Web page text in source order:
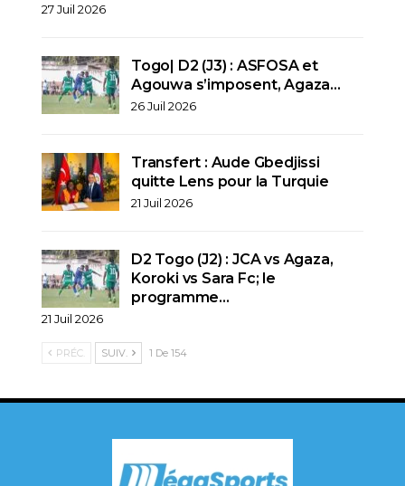
27 Juil 2026
Togo| D2 (J3) : ASFOSA et
Agouwa s’imposent, Agaza…
26 Juil 2026
Transfert : Aude Gbedjissi
quitte Lens pour la Turquie
21 Juil 2026
D2 Togo (J2) : JCA vs Agaza,
Koroki vs Sara Fc; le
programme…
21 Juil 2026
PRÉC. SUIV. 1 De 154